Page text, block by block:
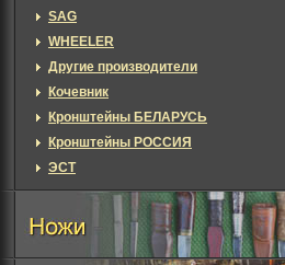
SAG
WHEELER
Другие производители
Кочевник
Кронштейны БЕЛАРУСЬ
Кронштейны РОССИЯ
ЭСТ